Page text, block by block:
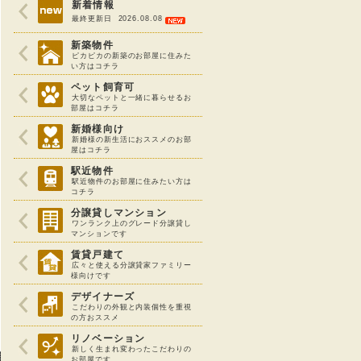
新着情報
最終更新日 2026.08.08
新築物件
ピカピカの新築のお部屋に住みた
い方はコチラ
ペット飼育可
大切なペットと一緒に暮らせるお
部屋はコチラ
新婚様向け
新婚様の新生活におススメのお部
屋はコチラ
駅近物件
駅近物件のお部屋に住みたい方は
コチラ
分譲貸しマンション
ワンランク上のグレード分譲貸し
マンションです
賃貸戸建て
広々と使える分譲貸家ファミリー
様向けです
デザイナーズ
こだわりの外観と内装個性を重視
の方おススメ
リノベーション
新しく生まれ変わったこだわりの
お部屋です